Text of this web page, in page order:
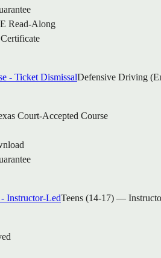
Read-Along
- Ticket DismissalDefensive Driving
Court-Accepted Course
Instructor-LedTeens (14-17) —